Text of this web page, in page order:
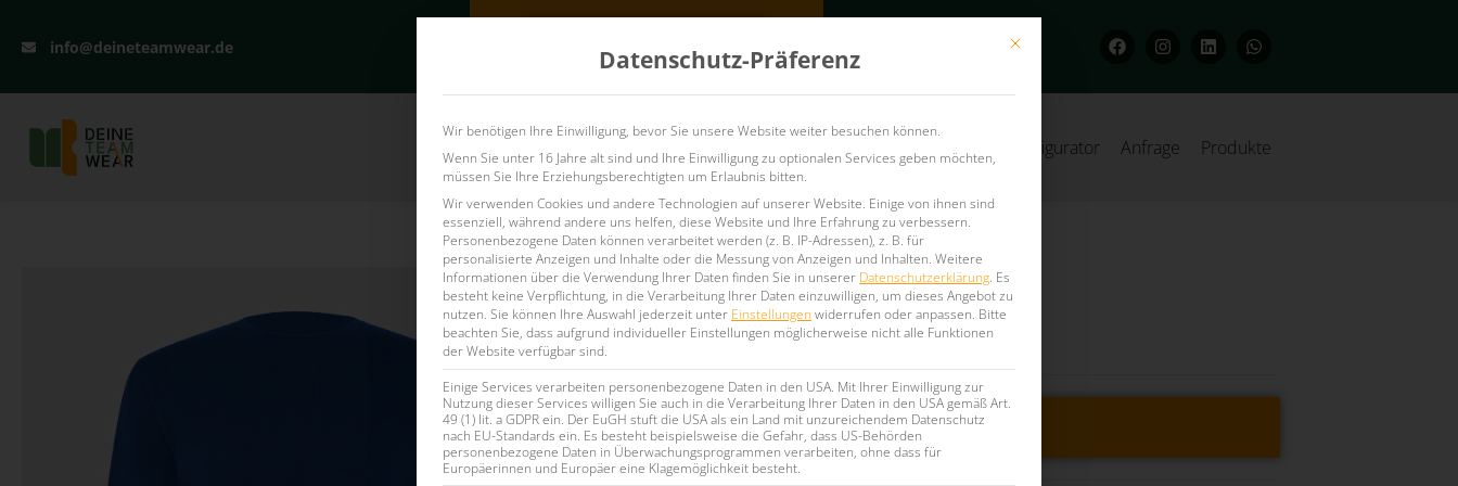
info@deineteamwear.de Konfigurator
Firmenlaufshirts Vereins-Teamausstattung Firmenkleidung Konfigurator Anfrage Produkte
SWEATSHIRT BATIAN
Sweatshirts und Hoodies
Jetzt anfragen
Mit diesem Button wird der Dialog geschlossen. Seine Funktionalität ist
Datenschutz-Präferenz
Wir benötigen Ihre Einwilligung, bevor Sie unsere Website weiter besuchen können.
Wenn Sie unter 16 Jahre alt sind und Ihre Einwilligung zu optionalen Services geben möchten,
müssen Sie Ihre Erziehungsberechtigten um Erlaubnis bitten.
Wir verwenden Cookies und andere Technologien auf unserer Website. Einige von ihnen sind
essenziell, während andere uns helfen, diese Website und Ihre Erfahrung zu verbessern.
Personenbezogene Daten können verarbeitet werden (z. B. IP-Adressen), z. B. für
personalisierte Anzeigen und Inhalte oder die Messung von Anzeigen und Inhalten. Weitere
Informationen über die Verwendung Ihrer Daten finden Sie in unserer Datenschutzerklärung. Es
besteht keine Verpflichtung, in die Verarbeitung Ihrer Daten einzuwilligen, um dieses Angebot zu
nutzen. Sie können Ihre Auswahl jederzeit unter Einstellungen widerrufen oder anpassen. Bitte
beachten Sie, dass aufgrund individueller Einstellungen möglicherweise nicht alle Funktionen
der Website verfügbar sind.
Einige Services verarbeiten personenbezogene Daten in den USA. Mit Ihrer Einwilligung zur
Nutzung dieser Services willigen Sie auch in die Verarbeitung Ihrer Daten in den USA gemäß Art.
49 (1) lit. a GDPR ein. Der EuGH stuft die USA als ein Land mit unzureichendem Datenschutz
nach EU-Standards ein. Es besteht beispielsweise die Gefahr, dass US-Behörden
personenbezogene Daten in Überwachungsprogrammen verarbeiten, ohne dass für
Europäerinnen und Europäer eine Klagemöglichkeit besteht.